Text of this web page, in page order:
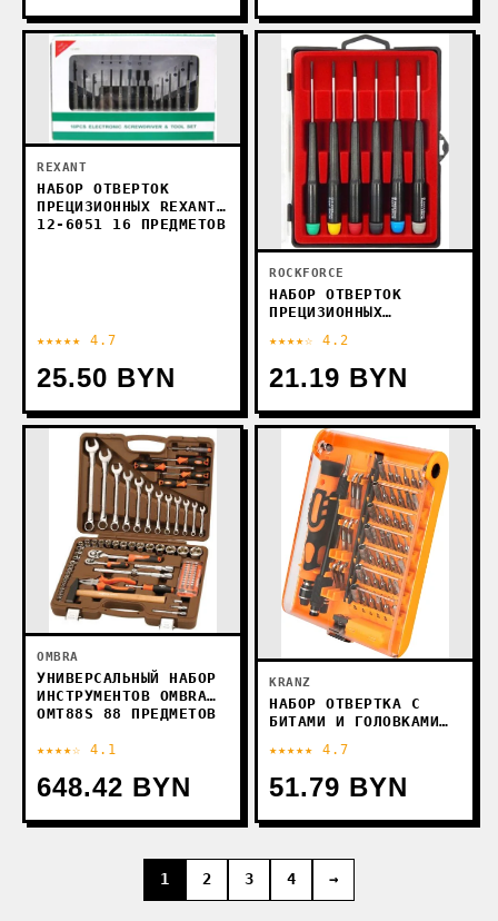
REXANT
НАБОР ОТВЕРТОК
ПРЕЦИЗИОННЫХ REXANT
12-6051 16 ПРЕДМЕТОВ
★★★★★ 4.7
25.50 BYN
ROCKFORCE
НАБОР ОТВЕРТОК
ПРЕЦИЗИОННЫХ
ПРЕДМЕТОВ)
★★★★☆ 4.2
21.19 BYN
OMBRA
УНИВЕРСАЛЬНЫЙ НАБОР
ИНСТРУМЕНТОВ OMBRA
OMT88S 88 ПРЕДМЕТОВ
★★★★☆ 4.1
648.42 BYN
KRANZ
НАБОР ОТВЕРТКА С
БИТАМИ И ГОЛОВКАМИ
ПРЕДМЕТА)
★★★★★ 4.7
51.79 BYN
1 2 3 4 →